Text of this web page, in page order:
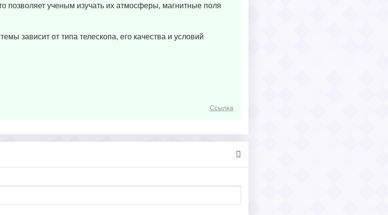
позволяет ученым изучать их атмосферы, магнитные поля
зависит от типа телескопа, его качества и условий
Ссылка